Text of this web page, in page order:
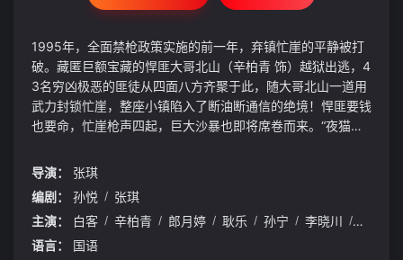
1995年，全面禁枪政策实施的前一年，弃镇忙崖的平静被打
破。藏匿巨额宝藏的悍匪大哥北山（辛柏青 饰）越狱出逃，4
3名穷凶极恶的匪徒从四面八方齐聚于此，随大哥北山一道用
武力封锁忙崖，整座小镇陷入了断油断通信的绝境！悍匪要钱
也要命，忙崖枪声四起，巨大沙暴也即将席卷而来。“夜猫子”
天崩开局，匪帮内部亦上演“黑吃黑”大戏。群匪环伺，风沙蔽
导演：
张琪
编剧：
孙悦 / 张琪
主演：
白客 / 辛柏青 / 郎月婷 / 耿乐 / 孙宁 / 李晓川 / 张本煜
语言：
国语